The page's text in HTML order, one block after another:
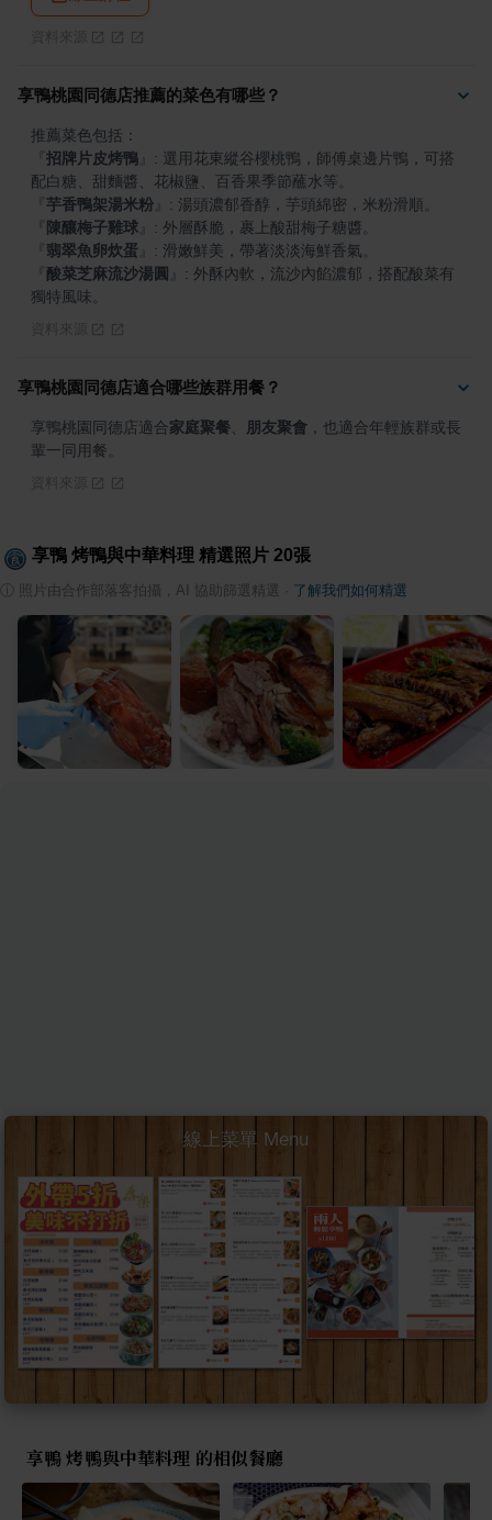
享鴨桃園同德店推薦的菜色有哪些？
招牌片皮烤鴨
: 選用花東縱谷櫻桃鴨，師傅桌邊片鴨，可搭
芋香鴨架湯米粉
陳釀梅子雞球
翡翠魚卵炊蛋
酸菜芝麻流沙湯圓
: 外酥內軟，流沙內餡濃郁，搭配酸菜有
獨特風味。
享鴨桃園同德店適合哪些族群用餐？
享鴨桃園同德店適合家庭聚餐 朋友聚會 ，也適合年輕族群或長
輩一同用餐。
享鴨 烤鴨與中華料理 精選照片 20張
照片由合作部落客拍攝，AI 協助篩選精選 了解我們如何精選
線上菜單 Menu
享鴨 烤鴨與中華料理 的相似餐廳